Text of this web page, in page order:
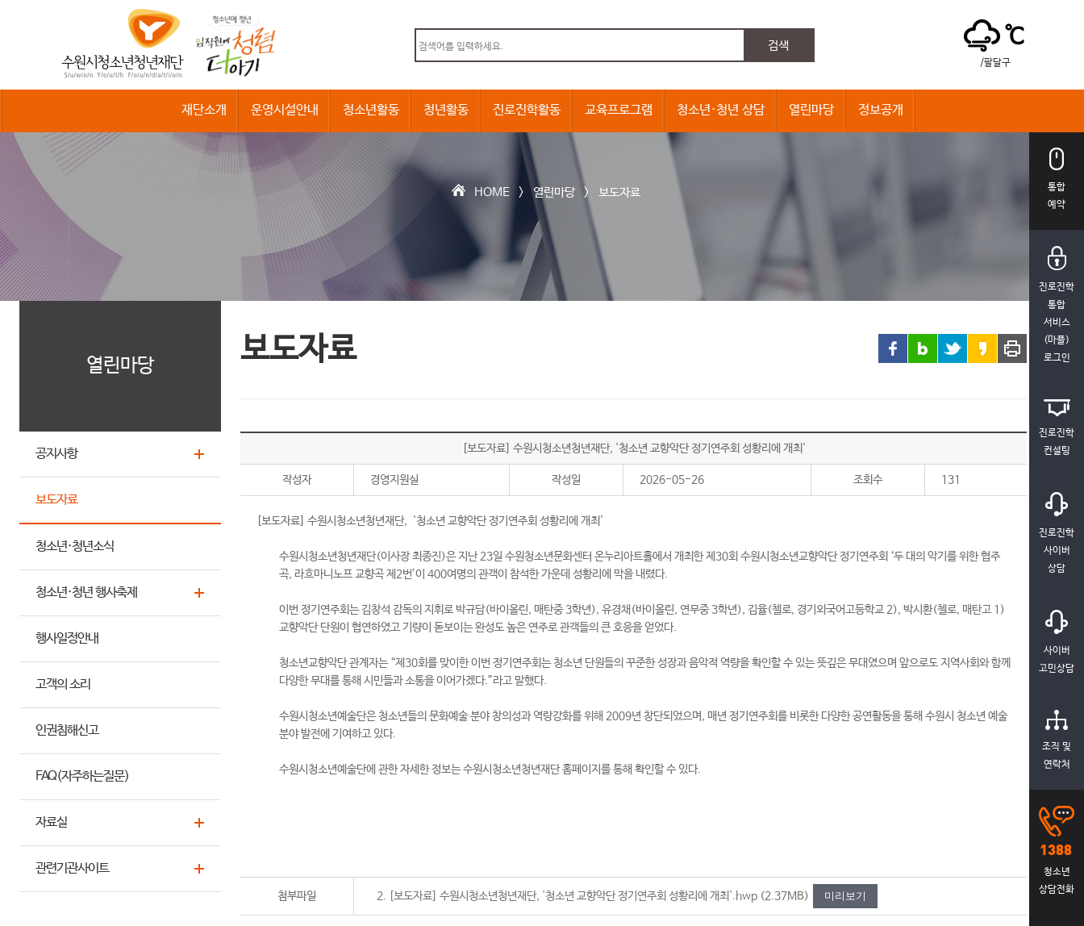
청
소
년
년
재
단
℃
/팔달구
재단소개 운영시설안내 청소년활동 청년활동 진로진학활동 교육프로그램 청소년·청년 상담 열린마당 정보공개
HOME >열린마당>보도자료
열린마당
공지사항
보도자료
청소년·청년소식
청소년·청년 행사축제
행사일정안내
고객의 소리
인권침해신고
FAQ(자주하는질문)
자료실
관련기관사이트
보도자료
[보도자료] 수원시청소년청년재단, '청소년 교향악단 정기연주회 성황리에 개최'
작성자 경영지원실 작성일 2026-05-26 조회수 131
[보도자료] 수원시청소년청년재단, '청소년 교향악단 정기연주회 성황리에 개최'
수원시청소년청년재단(이사장 최종진)은 지난 23일 수원청소년문화센터 온누리아트홀에서 개최한 제30회 수원시청소년교향악단 정기연주회 ‘두 대의 악기를 위한 협주
곡, 라흐마니노프 교향곡 제2번’이 400여명의 관객이 참석한 가운데 성황리에 막을 내렸다.
이번 정기연주회는 김창석 감독의 지휘로 박규담(바이올린, 매탄중 3학년), 유경채(바이올린, 연무중 3학년), 김율(첼로, 경기외국어고등학교 2), 박시환(첼로, 매탄고 1)
교향악단 단원이 협연하였고 기량이 돋보이는 완성도 높은 연주로 관객들의 큰 호응을 얻었다.
청소년교향악단 관계자는 “제30회를 맞이한 이번 정기연주회는 청소년 단원들의 꾸준한 성장과 음악적 역량을 확인할 수 있는 뜻깊은 무대였으며 앞으로도 지역사회와 함께
다양한 무대를 통해 시민들과 소통을 이어가겠다.”라고 말했다.
수원시청소년예술단은 청소년들의 문화예술 분야 창의성과 역랑강화를 위해 2009년 창단되었으며, 매년 정기연주회를 비롯한 다양한 공연활동을 통해 수원시 청소년 예술
분야 발전에 기여하고 있다.
수원시청소년예술단에 관한 자세한 정보는 수원시청소년청년재단 홈페이지를 통해 확인할 수 있다.
첨부파일 2. [보도자료] 수원시청소년청년재단, '청소년 교향악단 정기연주회 성황리에 개최'.hwp (2.37MB) 미리보기
통합
예약
진로진학
통합
서비스
(마플)
로그인
진로진학
컨설팅
진로진학
사이버
상담
사이버
고민상담
조직 및
연락처
청소년
상담전화